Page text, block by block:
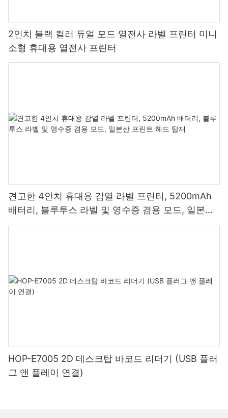
2인치 블랙 컬러 듀얼 모드 열전사 라벨 프린터 미니
소형 휴대용 열전사 프린터
견고한 4인치 휴대용 감열 라벨 프린터, 5200mAh
배터리, 블루투스 라벨 및 영수증 겸용 모드, 일본산
프린트 헤드 탑재
HOP-E7005 2D 데스크탑 바코드 리더기 (USB 플러
그 앤 플레이 연결)